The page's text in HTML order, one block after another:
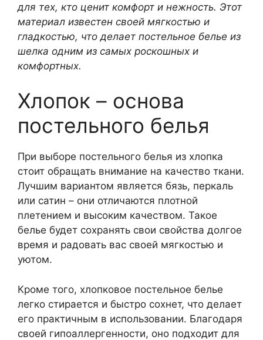
для тех, кто ценит комфорт и нежность. Этот
материал известен своей мягкостью и
гладкостью, что делает постельное белье из
шелка одним из самых роскошных и
комфортных.
Хлопок – основа
постельного белья
При выборе постельного белья из хлопка
стоит обращать внимание на качество ткани.
Лучшим вариантом является бязь, перкаль
или сатин – они отличаются плотной
плетением и высоким качеством. Такое
белье будет сохранять свои свойства долгое
время и радовать вас своей мягкостью и
уютом.
Кроме того, хлопковое постельное белье
легко стирается и быстро сохнет, что делает
его практичным в использовании. Благодаря
своей гипоаллергенности, оно подходит для